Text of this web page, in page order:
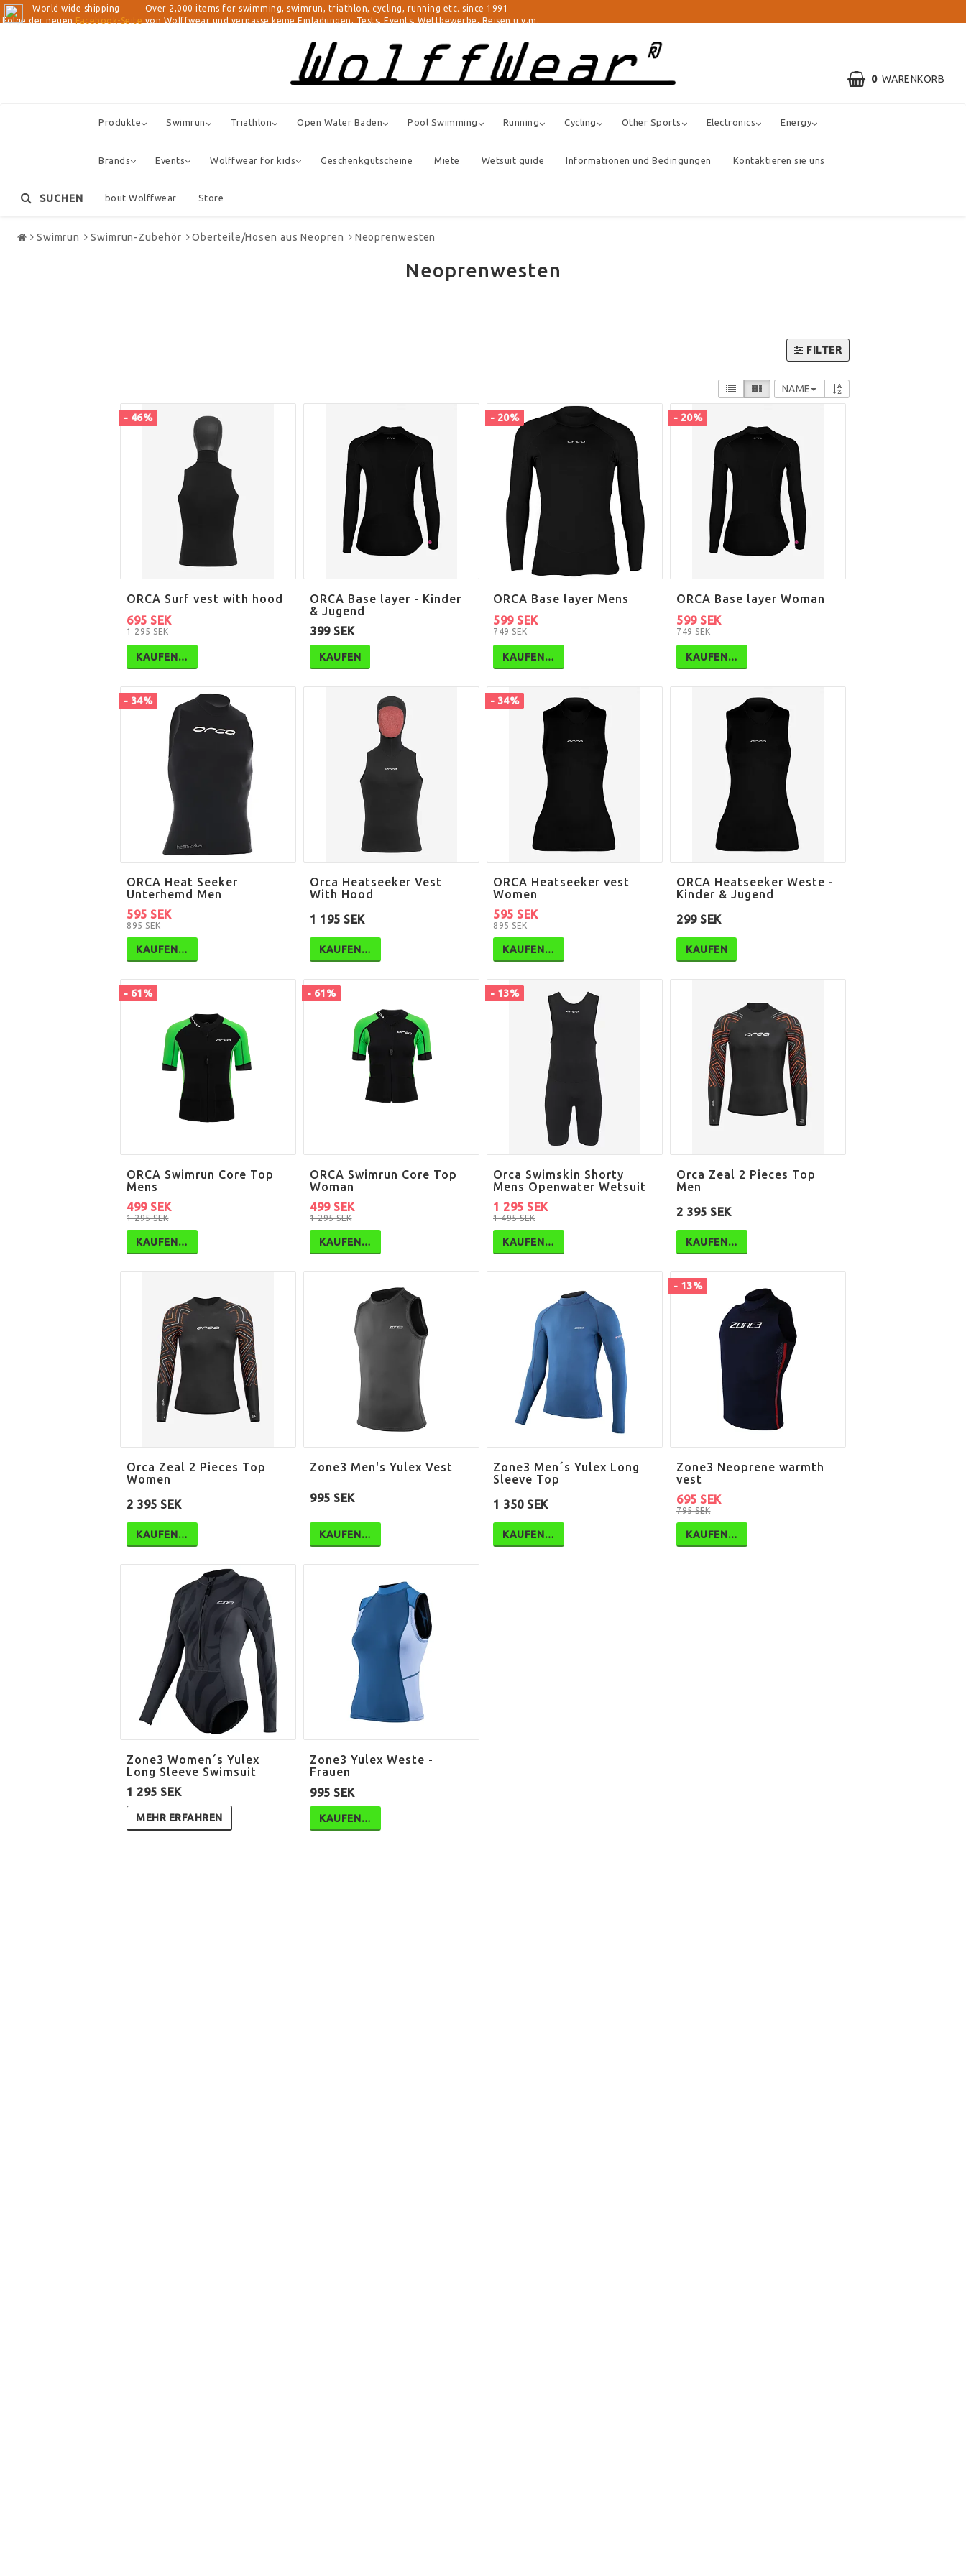
World wide shipping Over 2,000 items for swimming, swimrun, triathlon, cycling, running etc. since 1991
Folge der neuen Facebook-Seite von Wolffwear und verpasse keine Einladungen, Tests, Events, Wettbewerbe, Reisen u.v.m.
0 WARENKORB
Produkte Swimrun Triathlon Open Water Baden Pool Swimming Running Cycling Other Sports Electronics Energy
Brands Events Wolffwear for kids Geschenkgutscheine Miete Wetsuit guide Informationen und Bedingungen Kontaktieren sie uns
About Wolffwear Store
SUCHEN
Swimrun Swimrun-Zubehör Oberteile/Hosen aus Neopren Neoprenwesten
Neoprenwesten
FILTER
NAME
- 46%
ORCA Surf vest with hood
1 295 SEK
695 SEK
KAUFEN…
ORCA Base layer - Kinder
& Jugend
399 SEK
KAUFEN
- 20%
ORCA Base layer Mens
749 SEK
599 SEK
KAUFEN…
- 20%
ORCA Base layer Woman
749 SEK
599 SEK
KAUFEN…
- 34%
ORCA Heat Seeker
Unterhemd Men
895 SEK
595 SEK
KAUFEN…
Orca Heatseeker Vest
With Hood
1 195 SEK
KAUFEN…
- 34%
ORCA Heatseeker vest
Women
895 SEK
595 SEK
KAUFEN…
ORCA Heatseeker Weste -
Kinder & Jugend
299 SEK
KAUFEN
- 61%
ORCA Swimrun Core Top
Mens
1 295 SEK
499 SEK
KAUFEN…
- 61%
ORCA Swimrun Core Top
Woman
1 295 SEK
499 SEK
KAUFEN…
- 13%
Orca Swimskin Shorty
Mens Openwater Wetsuit
1 495 SEK
1 295 SEK
KAUFEN…
Orca Zeal 2 Pieces Top
Men
2 395 SEK
KAUFEN…
Orca Zeal 2 Pieces Top
Women
2 395 SEK
KAUFEN…
Zone3 Men's Yulex Vest
995 SEK
KAUFEN…
Zone3 Men´s Yulex Long
Sleeve Top
1 350 SEK
KAUFEN…
- 13%
Zone3 Neoprene warmth
vest
795 SEK
695 SEK
KAUFEN…
Zone3 Women´s Yulex
Long Sleeve Swimsuit
1 295 SEK
MEHR ERFAHREN
Zone3 Yulex Weste -
Frauen
995 SEK
KAUFEN…